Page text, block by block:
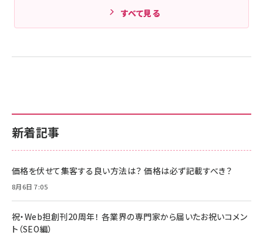
新着記事
価格を伏せて集客する良い方法は？ 価格は必ず記載すべき？
8月6日 7:05
祝・Web担創刊20周年！ 各業界の専門家から届いたお祝いコメン
ト（SEO編）
すべて見る